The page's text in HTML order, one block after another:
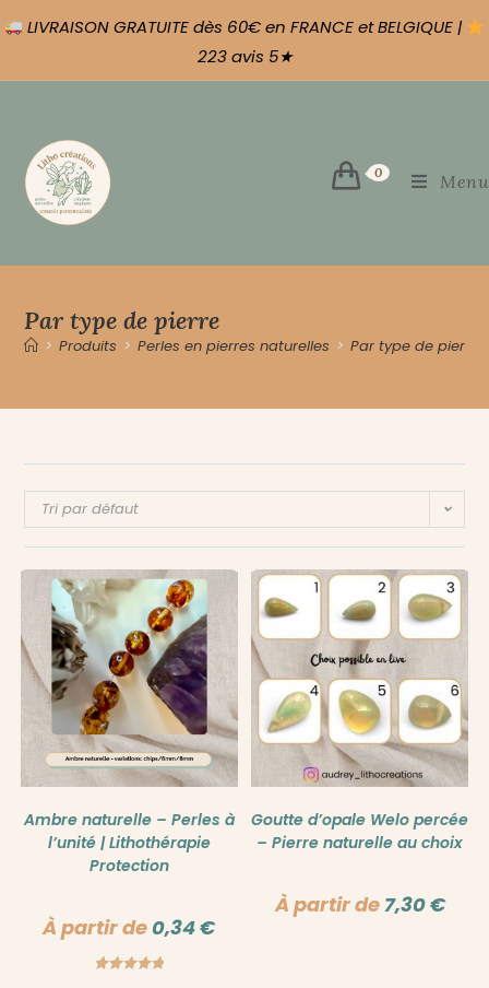
LIVRAISON GRATUITE dès 60€ en FRANCE et BELGIQUE |
223 avis 5★
0 Menu
Par type de pierre
> Produits > Perles en pierres naturelles > Par type de pierre
Tri par défaut
Ambre naturelle – Perles à
l’unité | Lithothérapie
Protection
À partir de 0,34€
Goutte d’opale Welo percée
– Pierre naturelle au choix
À partir de7,30€